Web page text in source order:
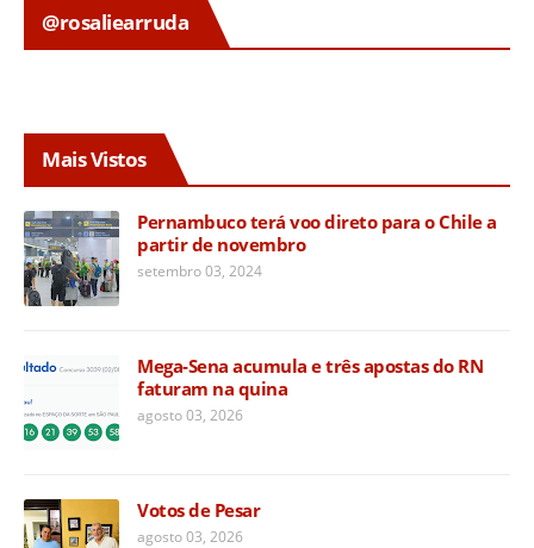
@rosaliearruda
Mais Vistos
Pernambuco terá voo direto para o Chile a
partir de novembro
setembro 03, 2024
Mega-Sena acumula e três apostas do RN
faturam na quina
agosto 03, 2026
Votos de Pesar
agosto 03, 2026